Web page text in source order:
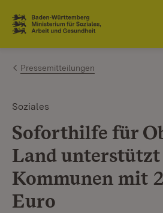
Zum Inhalt springen
Link zur Startseite
Pressemitteilungen
Soziales
Soforthilfe für
Land unterstützt
Kommunen mit
Euro